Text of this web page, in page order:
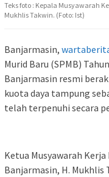
Teks foto : Kepala Musyawarah
Mukhlis Takwin. (Foto: Ist)
Banjarmasin,
Murid Baru (SPMB)
Banjarmasin resmi
kuota daya tampung
telah terpenuhi secara
Ketua Musyawarah
Banjarmasin, H. Mukhlis